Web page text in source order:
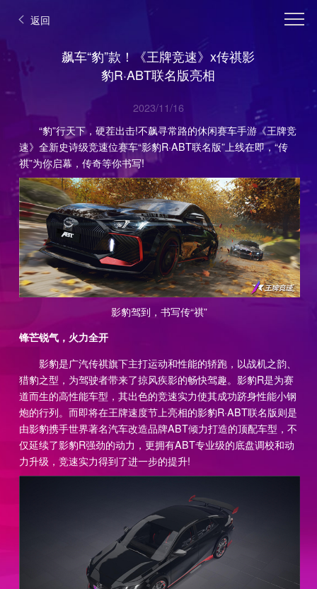
返回
飙车“豹”款！《王牌竞速》x传祺影
豹R·ABT联名版亮相
2023/11/16
“豹”行天下，硬茬出击!不飙寻常路的休闲赛车手游《王牌竞
速》全新史诗级竞速位赛车“影豹R·ABT联名版”上线在即，“传
祺”为你启幕，传奇等你书写!
影豹驾到，书写传“祺”
锋芒锐气，火力全开
影豹是广汽传祺旗下主打运动和性能的轿跑，以战机之韵、
猎豹之型，为驾驶者带来了掠风疾影的畅快驾趣。影豹R是为赛
道而生的高性能车型，其出色的竞速实力使其成功跻身性能小钢
炮的行列。而即将在王牌速度节上亮相的影豹R·ABT联名版则是
由影豹携手世界著名汽车改造品牌ABT倾力打造的顶配车型，不
仅延续了影豹R强劲的动力，更拥有ABT专业级的底盘调校和动
力升级，竞速实力得到了进一步的提升!